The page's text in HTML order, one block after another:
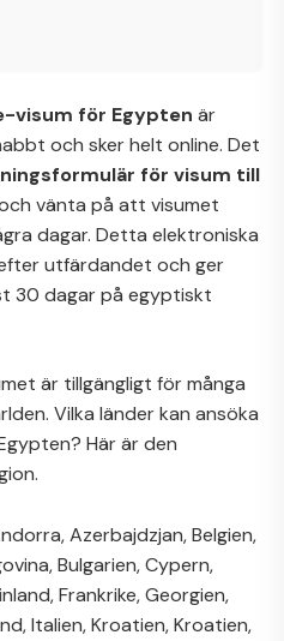
visum för Egypten är
och sker helt online. Det
för visum till
vänta på att visumet
dagar. Detta elektroniska
utfärdandet och ger
30 dagar på egyptiskt
är tillgängligt för många
Vilka länder kan ansöka
Här är den
Azerbajdzjan, Belgien,
Bulgarien, Cypern,
Frankrike, Georgien,
Italien, Kroatien, Kroatien,